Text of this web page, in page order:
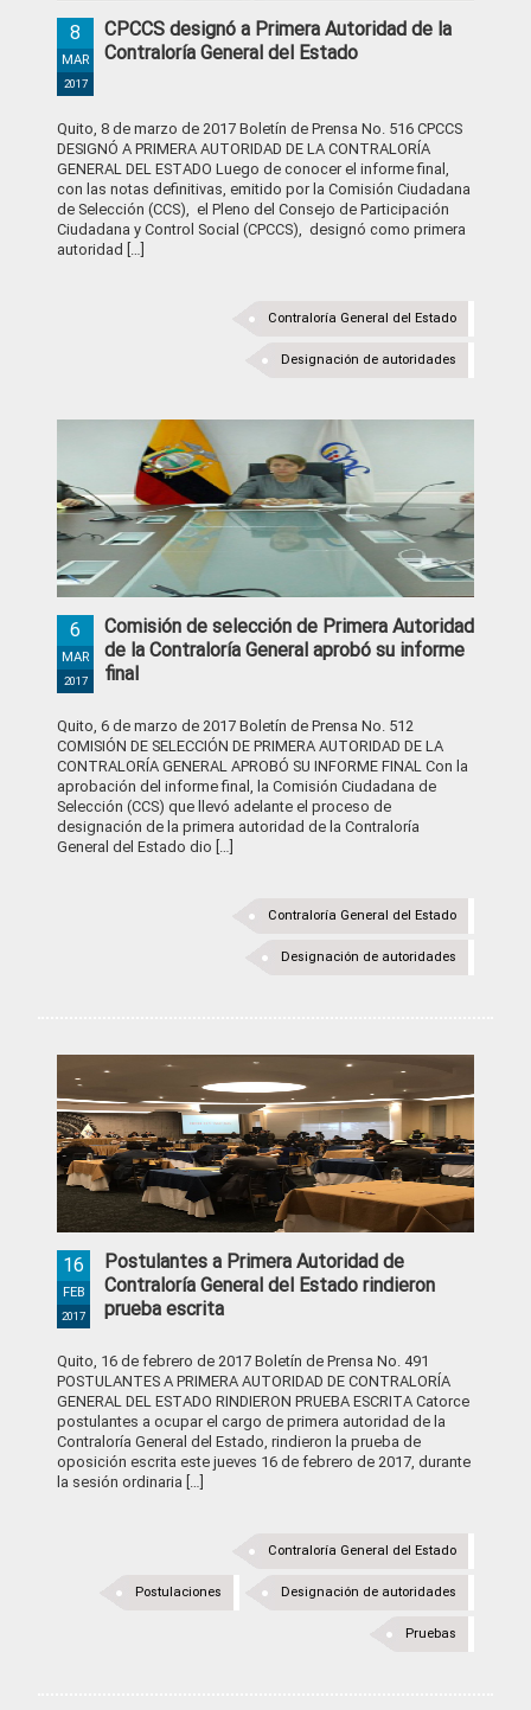
CPCCS designó a Primera Autoridad de la
Contraloría General del Estado
8
MAR
2017
Quito, 8 de marzo de 2017 Boletín de Prensa No. 516 CPCCS
DESIGNÓ A PRIMERA AUTORIDAD DE LA CONTRALORÍA
GENERAL DEL ESTADO Luego de conocer el informe final,
con las notas definitivas, emitido por la Comisión Ciudadana
de Selección (CCS), el Pleno del Consejo de Participación
Ciudadana y Control Social (CPCCS), designó como primera
autoridad […]
Contraloría General del Estado
Designación de autoridades
Comisión de selección de Primera Autoridad
de la Contraloría General aprobó su informe
final
6
MAR
2017
Quito, 6 de marzo de 2017 Boletín de Prensa No. 512
COMISIÓN DE SELECCIÓN DE PRIMERA AUTORIDAD DE LA
CONTRALORÍA GENERAL APROBÓ SU INFORME FINAL Con la
aprobación del informe final, la Comisión Ciudadana de
Selección (CCS) que llevó adelante el proceso de
designación de la primera autoridad de la Contraloría
General del Estado dio […]
Contraloría General del Estado
Designación de autoridades
Postulantes a Primera Autoridad de
Contraloría General del Estado rindieron
prueba escrita
16
FEB
2017
Quito, 16 de febrero de 2017 Boletín de Prensa No. 491
POSTULANTES A PRIMERA AUTORIDAD DE CONTRALORÍA
GENERAL DEL ESTADO RINDIERON PRUEBA ESCRITA Catorce
postulantes a ocupar el cargo de primera autoridad de la
Contraloría General del Estado, rindieron la prueba de
oposición escrita este jueves 16 de febrero de 2017, durante
la sesión ordinaria […]
Contraloría General del Estado
Designación de autoridades
Postulaciones
Pruebas